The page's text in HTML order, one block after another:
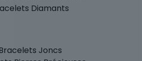
Diamants
Joncs